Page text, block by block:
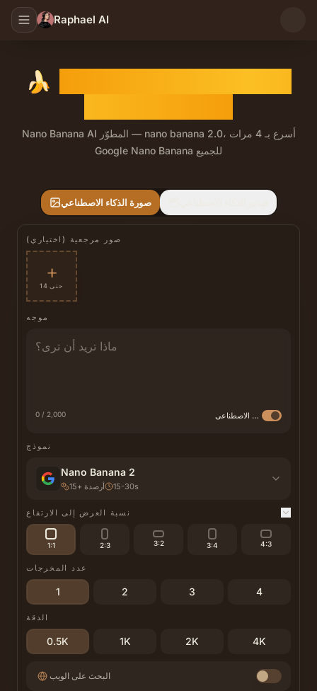
Raphael AI
🍌
Nano Banana AI المطوّر — nano banana 2.0، أسرع بـ 4 مرات
Google Nano Banana للجميع
صورة الذكاء الاصطناعي
صور مرجعية (اختياري)
+
حتى 14
موجه
0 / 2,000 تحسين بالذكاء الاصطناعي
نموذج
Nano Banana 2
15+ أرصدة 15-30s
نسبة العرض إلى الارتفاع
1:1 2:3 3:2 3:4 4:3
عدد المخرجات
1 2 3 4
الدقة
0.5K 1K 2K 4K
البحث على الويب